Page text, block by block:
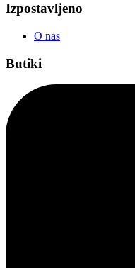
Izpostavljeno
O nas
Butiki